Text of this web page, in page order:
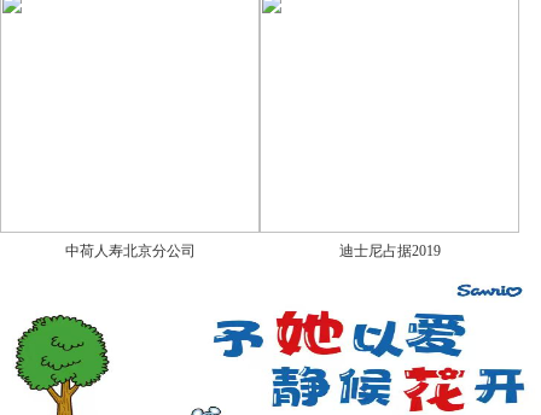
中荷人寿北京分公司 迪士尼占据2019